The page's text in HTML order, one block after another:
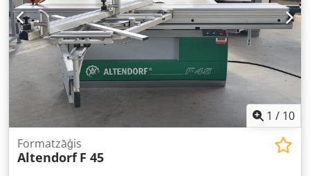
paralēlā lineāla atdure, galda pagarinājums 800 x 400 mm.
Dcedpfx Aowrb U Tspnjk
1 / 10
Formatzāģis
Altendorf F 45